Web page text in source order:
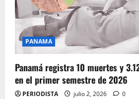
PANAMA
Panamá registra 10 muertes y
en el primer semestre de 2026
PERIODISTA julio 2, 2026 0